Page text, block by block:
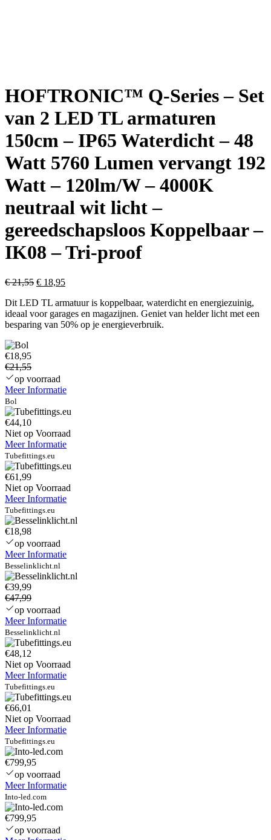
HOFTRONIC™ Q-Series – Set
van 2 LED TL armaturen
150cm – IP65 Waterdicht – 48
Watt 5760 Lumen vervangt 192
Watt – 120lm/W – 4000K
neutraal wit licht –
gereedschapsloos Koppelbaar –
IK08 – Tri-proof
€21,55 Oorspronkelijke
was:
€ 21,55.
€ 18,95Huidige
is:
€ 18,95.
Dit LED TL armatuur is koppelbaar, waterdicht en energiezuinig,
ideaal voor garages en magazijnen. Geniet van helder licht met een
besparing van 50% op je energieverbruik.
€18,95
€21,55
op voorraad
Meer Informatie
Bol
€44,10
Niet op Voorraad
Meer Informatie
Tubefittings.eu
€61,99
Niet op Voorraad
Meer Informatie
Tubefittings.eu
€18,98
op voorraad
Meer Informatie
Besselinklicht.nl
€39,99
€47,99
op voorraad
Meer Informatie
Besselinklicht.nl
€48,12
Niet op Voorraad
Meer Informatie
Tubefittings.eu
€66,01
Niet op Voorraad
Meer Informatie
Tubefittings.eu
€799,95
op voorraad
Meer Informatie
Into-led.com
€799,95
op voorraad